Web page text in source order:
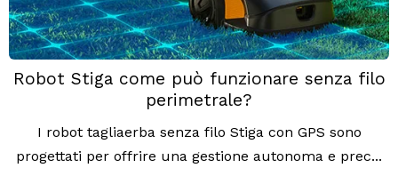
Robot Stiga come può funzionare senza filo
perimetrale?
I robot tagliaerba senza filo Stiga con GPS sono
progettati per offrire una gestione autonoma e prec...